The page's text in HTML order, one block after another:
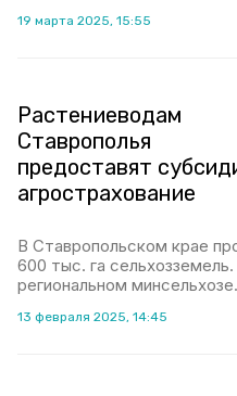
19 марта 2025, 15:55
Растениеводам
Ставрополья
предоставят
агрострахование
В Ставропольском крае
600 тыс. га
региональном минсельхозе.
13 февраля 2025, 14:45